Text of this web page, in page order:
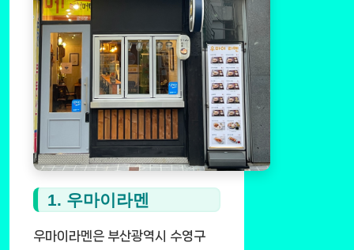
1. 우마이라멘
우마이라멘은 부산광역시 수영구